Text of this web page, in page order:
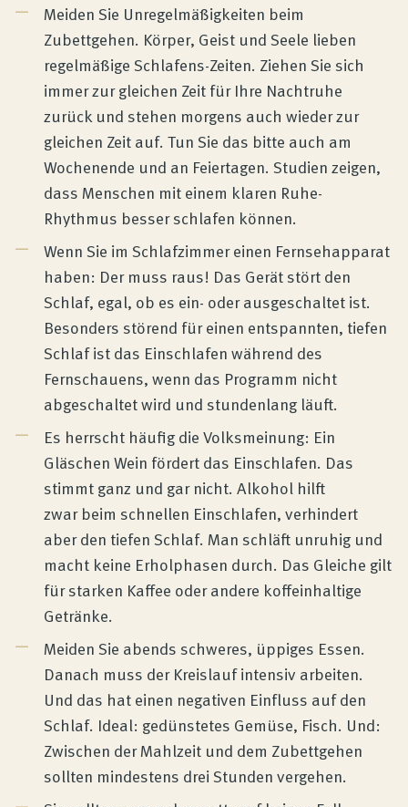
Meiden Sie Unregelmäßigkeiten beim
Zubettgehen. Körper, Geist und Seele lieben
regelmäßige Schlafens-Zeiten. Ziehen Sie sich
immer zur gleichen Zeit für Ihre Nachtruhe
zurück und stehen morgens auch wieder zur
gleichen Zeit auf. Tun Sie das bitte auch am
Wochenende und an Feiertagen. Studien zeigen,
dass Menschen mit einem klaren Ruhe-
Rhythmus besser schlafen können.
Wenn Sie im Schlafzimmer einen Fernsehapparat
haben: Der muss raus! Das Gerät stört den
Schlaf, egal, ob es ein- oder ausgeschaltet ist.
Besonders störend für einen entspannten, tiefen
Schlaf ist das Einschlafen während des
Fernschauens, wenn das Programm nicht
abgeschaltet wird und stundenlang läuft.
Es herrscht häufig die Volksmeinung: Ein
Gläschen Wein fördert das Einschlafen. Das
stimmt ganz und gar nicht. Alkohol hilft
zwar beim schnellen Einschlafen, verhindert
aber den tiefen Schlaf. Man schläft unruhig und
macht keine Erholphasen durch. Das Gleiche gilt
für starken Kaffee oder andere koffeinhaltige
Getränke.
Meiden Sie abends schweres, üppiges Essen.
Danach muss der Kreislauf intensiv arbeiten.
Und das hat einen negativen Einfluss auf den
Schlaf. Ideal: gedünstetes Gemüse, Fisch. Und:
Zwischen der Mahlzeit und dem Zubettgehen
sollten mindestens drei Stunden vergehen.